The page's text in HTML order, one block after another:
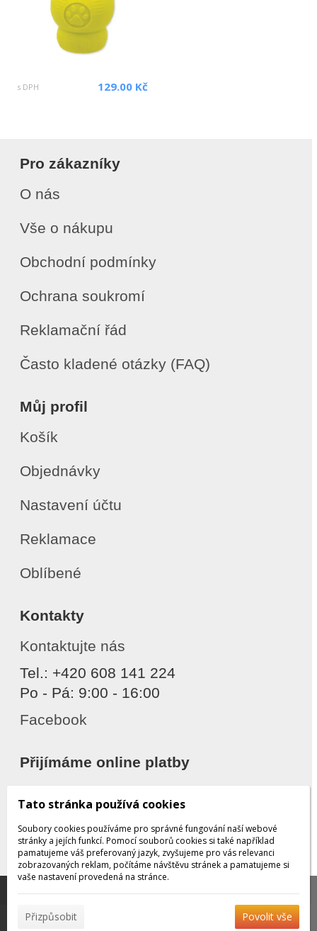
s DPH 129.00 Kč
Pro zákazníky
O nás
Vše o nákupu
Obchodní podmínky
Ochrana soukromí
Reklamační řád
Často kladené otázky (FAQ)
Můj profil
Košík
Objednávky
Nastavení účtu
Reklamace
Oblíbené
Kontakty
Kontaktujte nás
Tel.: +420 608 141 224
Po - Pá: 9:00 - 16:00
Facebook
Přijímáme online platby
Děkujeme za důvěru
© 2026 WEXBO | |Přihlásit
pomáhají poskytovat služby. Používáním našich služeb
vyjadřujete souhlas s používáním souborů cookies.Více
✖
Tato stránka používá cookies
Soubory cookies používáme pro správné fungování naší webové
stránky a jejích funkcí. Pomocí souborů cookies si také například
pamatujeme váš preferovaný jazyk, zvyšujeme pro vás relevanci
zobrazovaných reklam, počítáme návštěvu stránek a pamatujeme si
vaše nastavení provedená na stránce.
Přizpůsobit Povolit vše